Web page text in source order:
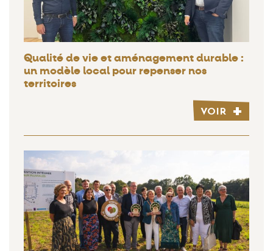
Qualité de vie et aménagement durable :
un modèle local pour repenser nos
territoires
VOIR